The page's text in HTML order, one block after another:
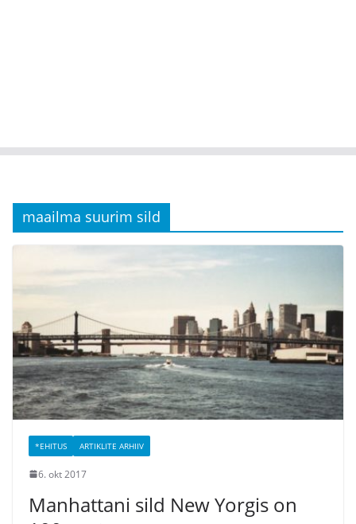
maailma suurim sild
*EHITUS ARTIKLITE ARHIIV
6. okt 2017
Manhattani sild New Yorgis on